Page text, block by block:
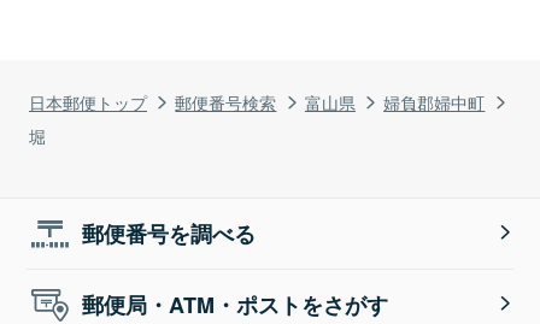
日本郵便トップ 郵便番号検索 富山県
婦負郡婦中町
堀
郵便番号を調べる
郵便局・ATM・ポストをさがす